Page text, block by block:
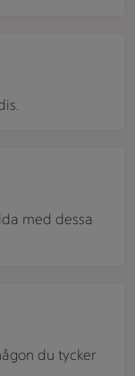
med dessa
du tycker